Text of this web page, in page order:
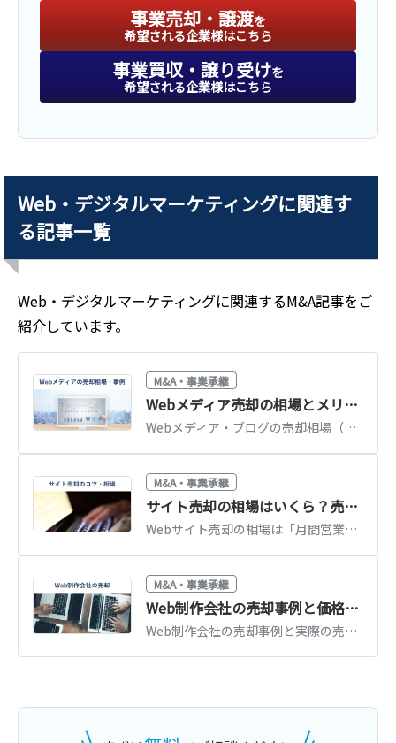
中部地方
1億円～2億5,000万円
株式譲渡
SaaS等開発
業種
地域
譲渡
人事系システム コンサルティング
業種
IT、WEB、通信業
株式譲渡
譲り受け
情報システム開発業
業種
IT、WEB、通信業
事業売却・譲渡を
希望される企業様はこちら
事業買収・譲り受けを
希望される企業様はこちら
Web・デジタルマーケティングに関連す
る記事一覧
Web・デジタルマーケティングに関連するM&A記事をご
紹介しています。
M&A・事業承継
Webメディア売却の相場とメリット｜最新事例と高く売るポイント【2026年版】
Webメディア・ブログの売却相場（月間営業利益の12〜24カ月分が目安）と最新事例を解説。評価されるメディアの条件、売却の流れとメリットを紹介します。
M&A・事業承継
サイト売却の相場はいくら？売却方法・流れ・注意点を解説【事例付】
Webサイト売却の相場は「月間営業利益の12〜24カ月分」が目安です。売却の方法と流れ、高く売れるサイトの特徴、失敗しないための注意点を事例付きで解説します。
M&A・事業承継
Web制作会社の売却事例と価格相場｜評価されるポイント【2026年版】
Web制作会社の売却事例と実際の売却価格を紹介。制作実績・継続顧客・エンジニアが評価される仕組み、売却相場の考え方と高値売却のポイントを解説します。